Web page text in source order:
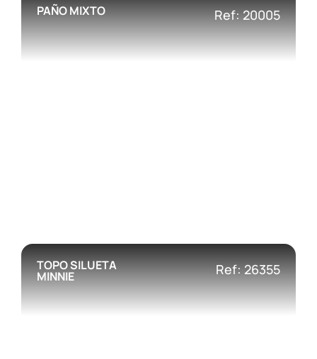
PAÑO MIXTO Ref: 20005
TOPO SILUETA
MINNIE Ref: 26355